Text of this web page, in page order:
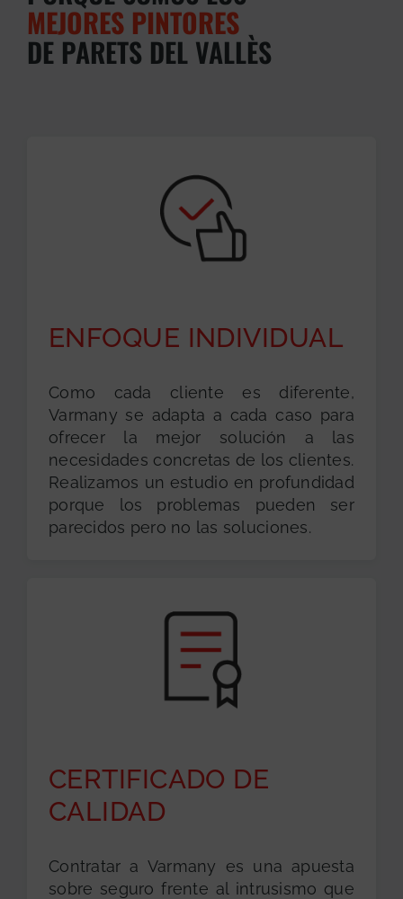
MEJORES PINTORES
DE PARETS DEL VALLÈS
ENFOQUE INDIVIDUAL
Como cada cliente es diferente,
Varmany se adapta a cada caso para
ofrecer la mejor solución a las
necesidades concretas de los clientes.
Realizamos un estudio en profundidad
porque los problemas pueden ser
parecidos pero no las soluciones.
CERTIFICADO DE
CALIDAD
Contratar a Varmany es una apuesta
sobre seguro frente al intrusismo que